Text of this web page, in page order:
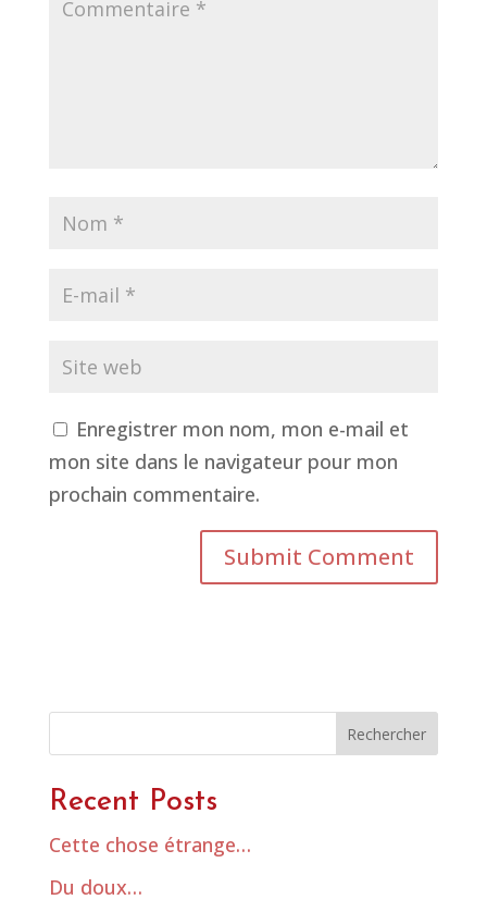
Enregistrer mon nom, mon e-mail et
mon site dans le navigateur pour mon
prochain commentaire.
Rechercher
Recent Posts
Cette chose étrange…
Du doux…